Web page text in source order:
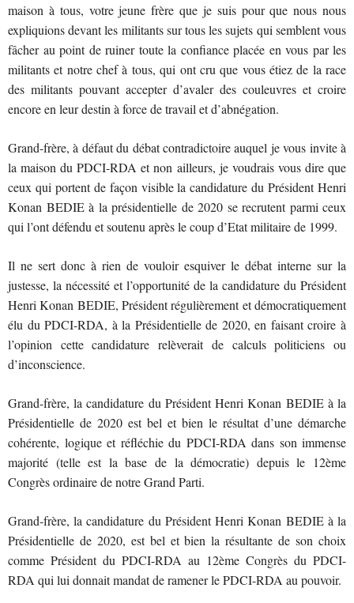
maison à tous, votre jeune frère que je suis pour que nous nous
expliquions devant les militants sur tous les sujets qui semblent vous
fâcher au point de ruiner toute la confiance placée en vous par les
militants et notre chef à tous, qui ont cru que vous étiez de la race
des militants pouvant accepter d’avaler des couleuvres et croire
encore en leur destin à force de travail et d’abnégation.
Grand-frère, à défaut du débat contradictoire auquel je vous invite à
la maison du PDCI-RDA et non ailleurs, je voudrais vous dire que
ceux qui portent de façon visible la candidature du Président Henri
Konan BEDIE à la présidentielle de 2020 se recrutent parmi ceux
qui l’ont défendu et soutenu après le coup d’Etat militaire de 1999.
Il ne sert donc à rien de vouloir esquiver le débat interne sur la
justesse, la nécessité et l’opportunité de la candidature du Président
Henri Konan BEDIE, Président régulièrement et démocratiquement
élu du PDCI-RDA, à la Présidentielle de 2020, en faisant croire à
l’opinion cette candidature relèverait de calculs politiciens ou
d’inconscience.
Grand-frère, la candidature du Président Henri Konan BEDIE à la
Présidentielle de 2020 est bel et bien le résultat d’une démarche
cohérente, logique et réfléchie du PDCI-RDA dans son immense
majorité (telle est la base de la démocratie) depuis le 12ème
Congrès ordinaire de notre Grand Parti.
Grand-frère, la candidature du Président Henri Konan BEDIE à la
Présidentielle de 2020, est bel et bien la résultante de son choix
comme Président du PDCI-RDA au 12ème Congrès du PDCI-
RDA qui lui donnait mandat de ramener le PDCI-RDA au pouvoir.